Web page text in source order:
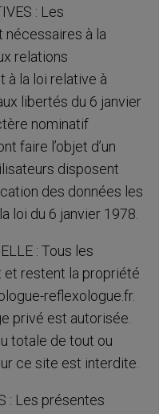
: Les
nécessaires à la
relations
à la loi relative à
libertés du 6 janvier
nominatif
faire l’objet d’un
disposent
des données les
loi du 6 janvier 1978.
: Tous les
restent la propriété
reflexologue.fr.
privé est autorisée.
totale de tout ou
ce site est interdite.
: Les présentes